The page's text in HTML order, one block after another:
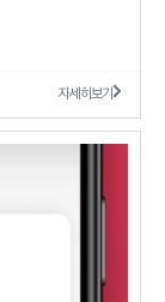
자세히보기